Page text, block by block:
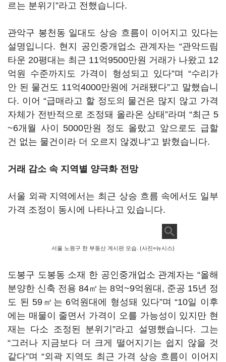
르는 분위기”라고 전했습니다.
관악구 봉천동 일대도 상승 흐름이 이어지고 있다는
설명입니다. 현지 공인중개업소 관계자는 “관악드림
타운 20평대는 최근 11억9500만원 거래가 나왔고 12
억원 수준까지도 가격이 형성되고 있다”며 “수리가
안 된 물건도 11억4000만원에 거래됐다”고 말했습니
다. 이어 “급매라고 할 정도의 물건은 많지 않고 가격
자체가 전반적으로 조정돼 올라온 상태”라며 “최근 5
~6개월 사이 5000만원 정도 올랐고 앞으로도 급할
건 없는 물건이라 더 오르지 않겠냐”고 밝혔습니다.
거래 감소 속 지역별 양극화 전망
서울 외곽 지역에서는 최근 상승 흐름 속에서도 일부
가격 조정이 동시에 나타나고 있습니다.
서울 노원구 한 부동산 게시판 모습. (사진=뉴시스)
도봉구 도봉동 소재 한 공인중개업소 관계자는 “올해
분양한 신축 전용 84㎡는 8억~9억원대, 준공 15년 정
도 된 59㎡는 6억원대에 형성돼 있다”며 “10일 이후
에는 매물이 줄면서 가격이 오를 가능성이 있지만 현
재는 다소 조정된 분위기”라고 설명했습니다. 그는
“그러나 지금보다 더 크게 떨어지기는 쉽지 않을 것
같다”며 “외곽 지역도 최근 가격 상승 흐름이 이어지